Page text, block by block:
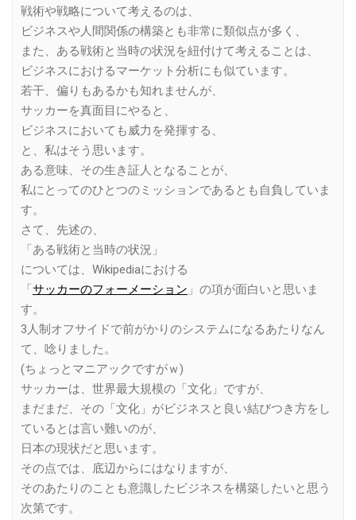
戦術や戦略について考えるのは、
ビジネスや人間関係の構築とも非常に類似点が多く、
また、ある戦術と当時の状況を紐付けて考えることは、
ビジネスにおけるマーケット分析にも似ています。
若干、偏りもあるかも知れませんが、
サッカーを真面目にやると、
ビジネスにおいても威力を発揮する、
と、私はそう思います。
ある意味、その生き証人となることが、
私にとってのひとつのミッションであるとも自負していま
す。
さて、先述の、
「ある戦術と当時の状況」
については、Wikipediaにおける
「 サッカーのフォーメーション 」の項が面白いと思いま
す。
3人制オフサイドで前がかりのシステムになるあたりなん
て、唸りました。
(ちょっとマニアックですがｗ)
サッカーは、世界最大規模の「文化」ですが、
まだまだ、その「文化」がビジネスと良い結びつき方をし
ているとは言い難いのが、
日本の現状だと思います。
その点では、底辺からにはなりますが、
そのあたりのことも意識したビジネスを構築したいと思う
次第です。